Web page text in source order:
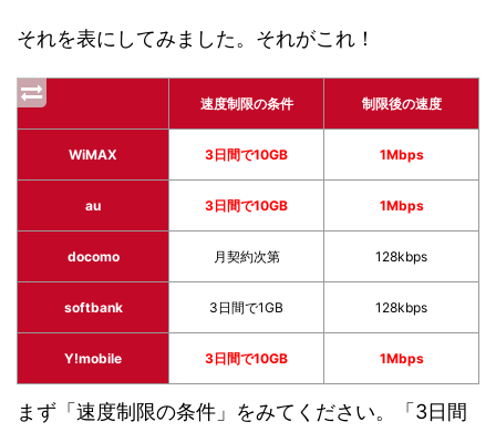
それを表にしてみました。それがこれ！
速度制限の条件 制限後の速度
WiMAX 3日間で10GB 1Mbps
au 3日間で10GB 1Mbps
docomo 月契約次第 128kbps
softbank 3日間で1GB 128kbps
Y!mobile 3日間で10GB 1Mbps
まず「速度制限の条件」をみてください。「3日間